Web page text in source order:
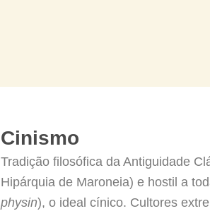
Cinismo
Tradição filosófica da Antiguidade
Hipárquia de Maroneia) e hostil a
physin), o ideal cínico. Cultores